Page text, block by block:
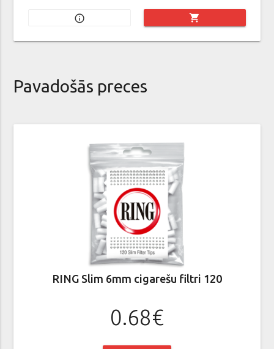
info_outline shopping_cart
Pavadošās preces
RING Slim 6mm cigarešu filtri 120
0.68€